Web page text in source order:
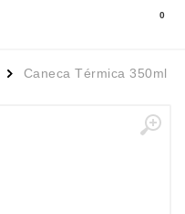
0
Caneca Térmica 350ml